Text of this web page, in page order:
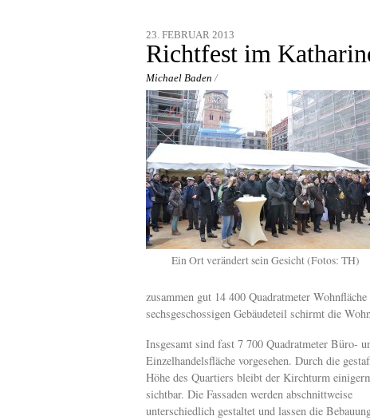
content
23. FEBRUAR 2013
Richtfest im
Michael Baden /
Ein Ort verändert sein Gesicht (Fotos: TH)
zusammen gut 14 400 Quadratmeter
sechsgeschossigen Gebäudeteil schirmt die
Insgesamt sind fast 7 700 Quadratmeter Büro-
Einzelhandelsfläche vorgesehen. Durch die
Höhe des Quartiers bleibt der Kirchturm
sichtbar. Die Fassaden werden abschnittweise
unterschiedlich gestaltet und lassen die